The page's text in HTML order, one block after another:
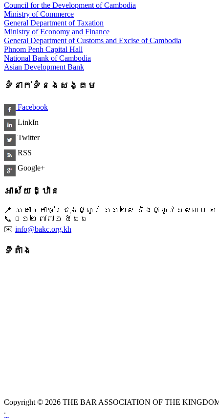
Council for the Development of Cambodia
Ministry of Commerce
General Department of Taxation
Ministry of Economy and Finance
General Department of Customs and Excise of Cambodia
Phnom Penh Capital Hall
National Bank of Cambodia
Asian Development Bank
ទំនាក់ទំនងសង្គម
Facebook
LinkIn
Twitter
RSS
Google+
អាស័យដ្ឋាន
📍 អគារកាច់ជ្រុងផ្លូវ ១១២៩ និងផ្លូវ១៩៣០ ស
📞 ​០១២ ៧៧១ ៥៦៦
✉️ info@bakc.org.kh
ទីតាំង
Copyright © 2026 THE BAR ASSOCIATION OF THE
.